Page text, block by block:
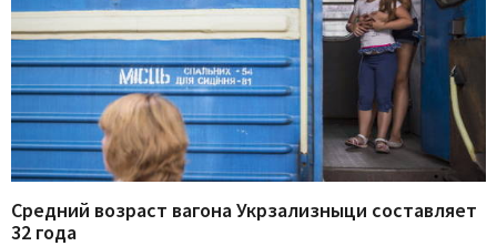
Средний возраст вагона Укрзализныци составляет
32 года